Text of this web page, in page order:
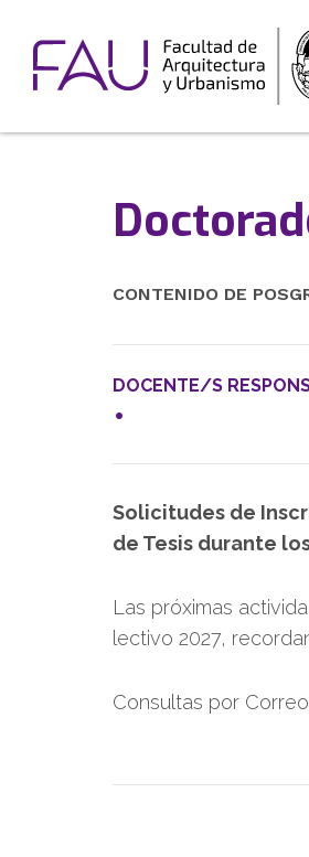
CONTENIDO DE
DOCENTE/S
Solicitudes de
de Tesis durante
Las próximas
lectivo 2027,
Consultas por